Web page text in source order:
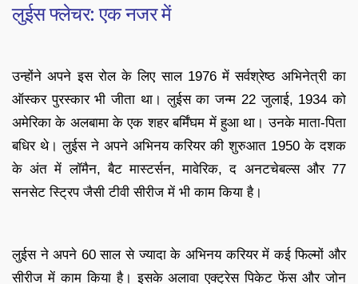
लुईस फ्लेचर: एक नजर में
उन्होंने अपने इस रोल के लिए साल 1976 में सर्वश्रेष्ठ अभिनेत्री का
ऑस्कर पुरस्कार भी जीता था। लुईस का जन्म 22 जुलाई, 1934 को
अमेरिका के अलबामा के एक शहर बर्मिंघम में हुआ था। उनके माता-पिता
बधिर थे। लुईस ने अपने अभिनय करियर की शुरुआत 1950 के दशक
के अंत में लॉमैन, बैट मास्टर्सन, मावेरिक, द अनटचेबल्स और 77
सनसेट स्ट्रिप जैसी टीवी सीरीज में भी काम किया है।
लुईस ने अपने 60 साल से ज्यादा के अभिनय करियर में कई फिल्मों और
सीरीज में काम किया है। इसके अलावा एक्ट्रेस पिकेट फेंस और जोन